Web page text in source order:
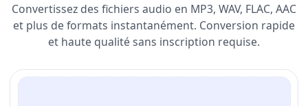
Convertissez des fichiers audio en MP3, WAV, FLAC, AAC
et plus de formats instantanément. Conversion rapide
et haute qualité sans inscription requise.